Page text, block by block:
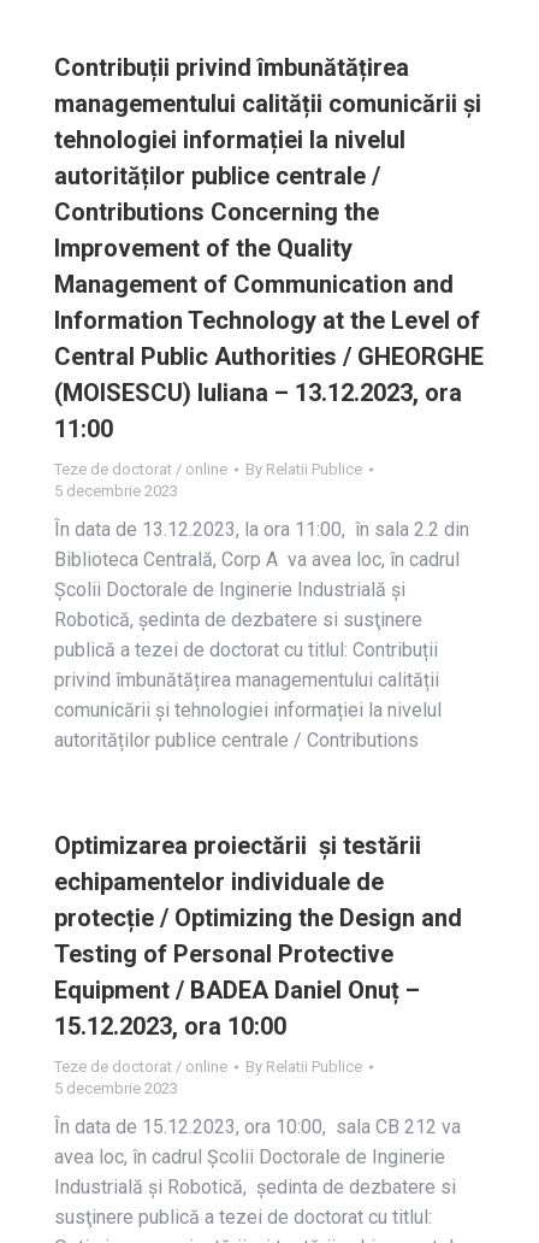
Contribuții privind îmbunătățirea
managementului calității comunicării și
tehnologiei informației la nivelul
autorităților publice centrale /
Contributions Concerning the
Improvement of the Quality
Management of Communication and
Information Technology at the Level of
Central Public Authorities / GHEORGHE
(MOISESCU) Iuliana – 13.12.2023, ora
11:00
Teze de doctorat / online By Relatii Publice
5 decembrie 2023
În data de 13.12.2023, la ora 11:00, în sala 2.2 din
Biblioteca Centrală, Corp A va avea loc, în cadrul
Școlii Doctorale de Inginerie Industrială și
Robotică, ședinta de dezbatere si susţinere
publică a tezei de doctorat cu titlul: Contribuții
privind îmbunătățirea managementului calității
comunicării și tehnologiei informației la nivelul
autorităților publice centrale / Contributions
Optimizarea proiectării și testării
echipamentelor individuale de
protecție / Optimizing the Design and
Testing of Personal Protective
Equipment / BADEA Daniel Onuț –
15.12.2023, ora 10:00
Teze de doctorat / online By Relatii Publice
5 decembrie 2023
În data de 15.12.2023, ora 10:00, sala CB 212 va
avea loc, în cadrul Școlii Doctorale de Inginerie
Industrială și Robotică, ședinta de dezbatere si
susţinere publică a tezei de doctorat cu titlul: